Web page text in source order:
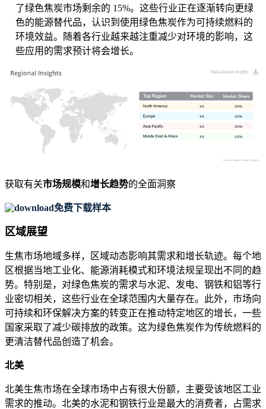
了绿色焦炭市场剩余的 15%。这些行业正在逐渐转向更绿
色的能源替代品，认识到使用绿色焦炭作为可持续燃料的
环境效益。随着各行业越来越注重减少对环境的影响，这
些应用的需求预计将会增长。
XX%
XX
XX%
XX
XX%
XX
XX%
XX
获取有关市场规模和增长趋势的全面洞察
免费下载样本
区域展望
生焦市场地域多样，区域动态影响其需求和增长轨迹。每个地
区根据当地工业化、能源消耗模式和环境法规呈现出不同的趋
势。特别是，对绿色焦炭的需求与水泥、发电、钢铁和铝等行
业密切相关，这些行业在全球范围内大量存在。此外，市场向
可持续和环保解决方案的转变正在推动特定地区的增长，一些
国家采取了减少碳排放的政策。这为绿色焦炭作为传统燃料的
更清洁替代品创造了机会。
北美
北美生焦市场在全球市场中占有很大份额，主要受该地区工业
需求的推动。北美的水泥和钢铁行业是最大的消费者，占需求